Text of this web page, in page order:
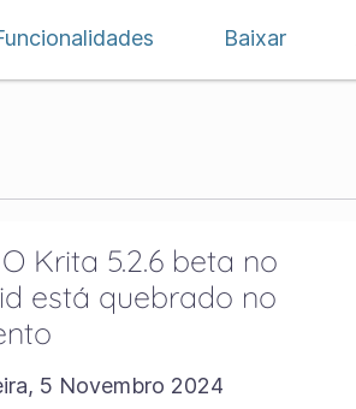
Baixar
Krita 5.2.6 beta no
está quebrado no
5 Novembro 2024